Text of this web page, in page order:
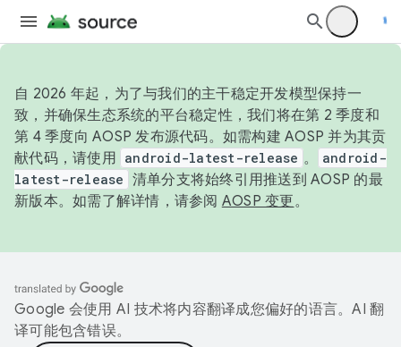
自 2026 年起，为了与我们的主干稳定开发模型保持一
致，并确保生态系统的平台稳定性，我们将在第 2 季度和
第 4 季度向 AOSP 发布源代码。如需构建 AOSP 并为其贡
献代码，请使用 android-latest-release 。
android-
latest-release 清单分支将始终引用推送到 AOSP 的最
新版本。如需了解详情，请参阅 AOSP 变更。
Google 会使用 AI 技术将内容翻译成您偏好的语言。AI 翻
译可能包含错误。